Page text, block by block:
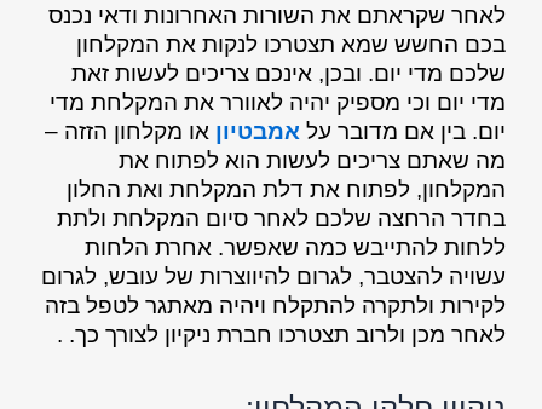
לאחר שקראתם את השורות האחרונות ודאי נכנס
בכם החשש שמא תצטרכו לנקות את המקלחון
שלכם מדי יום. ובכן, אינכם צריכים לעשות זאת
מדי יום וכי מספיק יהיה לאוורר את המקלחת מדי
יום. בין אם מדובר על אמבטיון או מקלחון הזזה –
מה שאתם צריכים לעשות הוא לפתוח את
המקלחון, לפתוח את דלת המקלחת ואת החלון
בחדר הרחצה שלכם לאחר סיום המקלחת ולתת
ללחות להתייבש כמה שאפשר. אחרת הלחות
עשויה להצטבר, לגרום להיווצרות של עובש, לגרום
לקירות ולתקרה להתקלח ויהיה מאתגר לטפל בזה
לאחר מכן ולרוב תצטרכו חברת ניקיון לצורך כך. .